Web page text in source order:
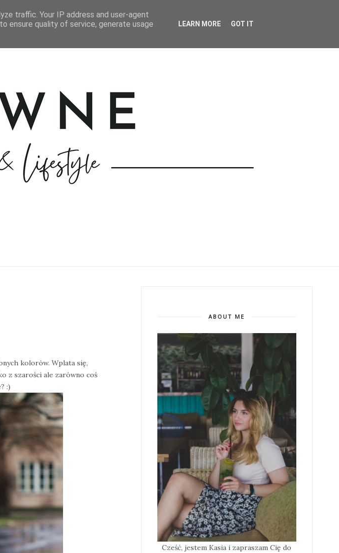
GOTOWANIE PODRÓŻE BARWNE TRAVEL
kolorów. Wplata się,
z szarości ale zarówno coś
:)
ABOUT ME
Cześć, jestem Kasia i zapraszam Cię do
traffic. Your IP address and user-agent
ensure quality of service, generate usage
LEARN MORE GOT IT